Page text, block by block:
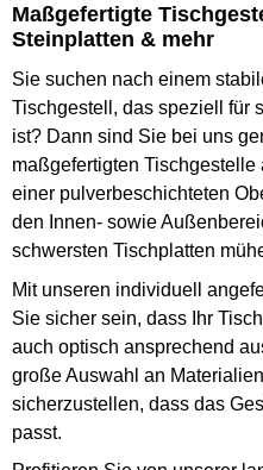
Maßgefertigte
Steinplatten & mehr
Sie suchen nach einem
Tischgestell, das speziell für
ist? Dann sind Sie bei uns
maßgefertigten
einer pulverbeschichteten
den Innen- sowie
schwersten Tischplatten
Mit unseren individuell
Sie sicher sein, dass Ihr
auch optisch ansprechend
große Auswahl an
sicherzustellen, dass das
passt.